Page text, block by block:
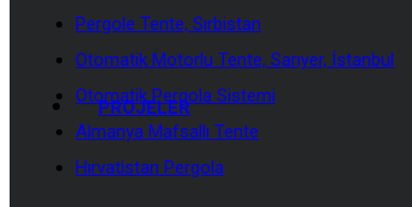
PROJELER
Pergole Tente, Sırbistan
Otomatik Motorlu Tente, Sarıyer, İstanbul
Otomatik Pergola Sistemi
Almanya Mafsallı Tente
Hırvatistan Pergola